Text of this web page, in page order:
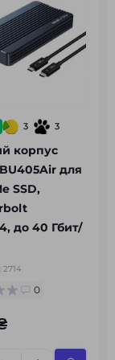
-17% 3
Сумка-бананка
MR7786
с отделением
1 199₴
999₴
3 3
корпус
для
SSD,
до 40 Гбит/
2714
0